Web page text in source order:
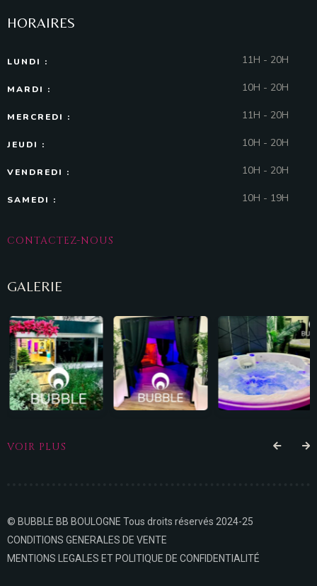
HORAIRES
LUNDI : 11H - 20H
MARDI : 10H - 20H
MERCREDI : 11H - 20H
JEUDI : 10H - 20H
VENDREDI : 10H - 20H
SAMEDI : 10H - 19H
CONTACTEZ-NOUS
GALERIE
VOIR PLUS
© BUBBLE BB BOULOGNE Tous droits réservés 2024-25
CONDITIONS GENERALES DE VENTE
MENTIONS LEGALES ET POLITIQUE DE CONFIDENTIALITÉ